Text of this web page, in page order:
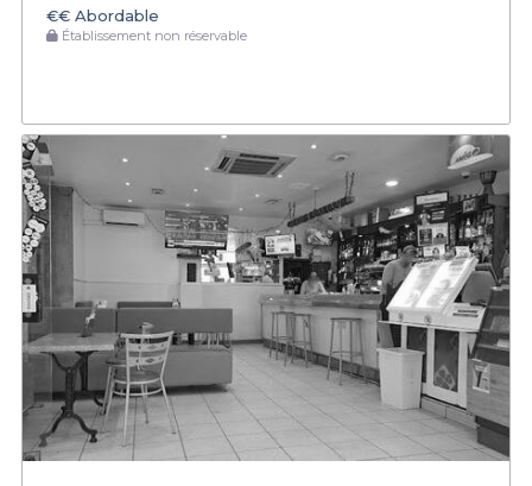
€€ Abordable
Établissement non réservable